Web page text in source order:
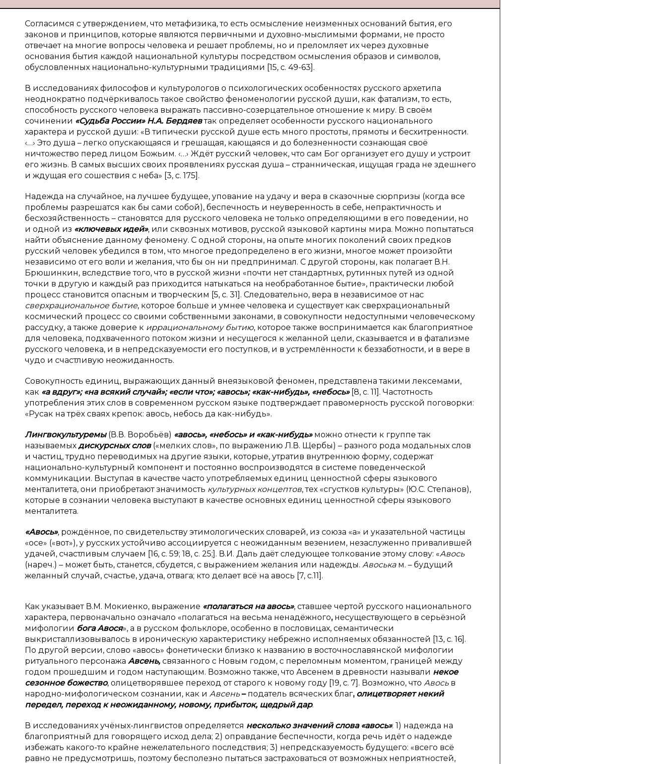
Согласимся с утверждением, что метафизика, то есть осмысление неизменных оснований бытия, его
законов и принципов, которые являются первичными и духовно-мыслимыми формами, не просто
отвечает на многие вопросы человека и решает проблемы, но и преломляет их через духовные
основания бытия каждой национальной культуры посредством осмысления образов и символов,
обусловленных национально-культурными традициями [15, с. 49-63].
В исследованиях философов и культурологов о психологических особенностях русского архетипа
неоднократно подчёркивалось такое свойство феноменологии русской души, как фатализм, то есть,
способность русского человека выражать пассивно-созерцательное отношение к миру. В своём
сочинении «Судьба России» Н.А. Бердяевтак определяет особенности русского национального
характера и русской души: «В типически русской душе есть много простоты, прямоты и бесхитренности.
‹…› Это душа – легко опускающаяся и грешащая, кающаяся и до болезненности сознающая своё
ничтожество перед лицом Божьим. ‹…› Ждёт русский человек, что сам Бог организует его душу и устроит
его жизнь. В самых высших своих проявлениях русская душа – странническая, ищущая града не здешнего
и ждущая его сошествия с неба» [3, с. 175].
Надежда на случайное, на лучшее будущее, упование на удачу и вера в сказочные сюрпризы (когда все
проблемы разрешатся как бы сами собой), беспечность и неуверенность в себе, непрактичность и
бесхозяйственность – становятся для русского человека не только определяющими в его поведении, но
и одной из «ключевых идей», или сквозных мотивов, русской языковой картины мира. Можно попытаться
найти объяснение данному феномену. С одной стороны, на опыте многих поколений своих предков
русский человек убедился в том, что многое предопределено в его жизни, многое может произойти
независимо от его воли и желания, что бы он ни предпринимал. С другой стороны, как полагает В.Н.
Брюшинкин, вследствие того, что в русской жизни «почти нет стандартных, рутинных путей из одной
точки в другую и каждый раз приходится натыкаться на необработанное бытие», практически любой
процесс становится опасным и творческим [5, с. 31]. Следовательно, вера в независимое от нас
сверхрациональное бытие, которое больше и умнее человека и существует как сверхрациональный
космический процесс со своими собственными законами, в совокупности недоступными человеческому
рассудку, а также доверие к иррациональному бытию, которое также воспринимается как благоприятное
для человека, подхваченного потоком жизни и несущегося к желанной цели, сказывается и в фатализме
русского человека, и в непредсказуемости его поступков, и в устремлённости к беззаботности, и в вере в
чудо и счастливую неожиданность.
Совокупность единиц, выражающих данный внеязыковой феномен, представлена такими лексемами,
как «а вдруг»; «на всякий случай»; «если что»; «авось»; «как-нибудь», «небось» [8, с. 11]. Частотность
употребления этих слов в современном русском языке подтверждает правомерность русской поговорки:
«Русак на трёх сваях крепок: авось, небось да как-нибудь».
Лингвокультуремы(В.В. Воробьёв) «авось», «небось» и «как-нибудь»можно отнести к группе так
называемых дискурсных слов(«мелких слов», по выражению Л.В. Щербы) – разного рода модальных слов
и частиц, трудно переводимых на другие языки, которые, утратив внутреннюю форму, содержат
национально-культурный компонент и постоянно воспроизводятся в системе поведенческой
коммуникации. Выступая в качестве часто употребляемых единиц ценностной сферы языкового
менталитета, они приобретают значимость культурных концептов, тех «сгустков культуры» (Ю.С. Степанов),
которые в сознании человека выступают в качестве основных единиц ценностной сферы языкового
менталитета.
«Авось», рождённое, по свидетельству этимологических словарей, из союза «а» и указательной частицы
«осе» («вот»), у русских устойчиво ассоциируется с неожиданным везением, незаслуженно привалившей
удачей, счастливым случаем [16, с. 59; 18, с. 25;]. В.И. Даль даёт следующее толкование этому слову: «Авось
(нареч.) – может быть, станется, сбудется, с выражением желания или надежды. Авоська м. – будущий
желанный случай, счастье, удача, отвага; кто делает всё на авось [7, с.11].
Как указывает В.М. Мокиенко, выражение «полагаться на авось», ставшее чертой русского национального
характера, первоначально означало «полагаться на весьма ненадёжного,несуществующего в серьёзной
мифологии бога Авося», а в русском фольклоре, особенно в пословицах, семантически
выкристаллизовывалось в ироническую характеристику небрежно исполняемых обязанностей [13, с. 16].
По другой версии, слово «авось» фонетически близко к названию в восточнославянской мифологии
ритуального персонажа Авсень, связанного с Новым годом, с переломным моментом, границей между
годом прошедшим и годом наступающим. Возможно также, что Авсенем в древности называли некое
сезонное божество, олицетворявшее переход от старого к новому году [19, с. 7]. Возможно, что Авось в
народно-мифологическом сознании, как и Авсень– податель всяческих благ, олицетворяет некий
передел, переход к неожиданному, новому, прибыток, щедрый дар.
В исследованиях учёных-лингвистов определяется несколько значений слова «авось»: 1) надежда на
благоприятный для говорящего исход дела; 2) оправдание беспечности, когда речь идёт о надежде
избежать какого-то крайне нежелательного последствия; 3) непредсказуемость будущего: «всего всё
равно не предусмотришь, поэтому бесполезно пытаться застраховаться от возможных неприятностей,